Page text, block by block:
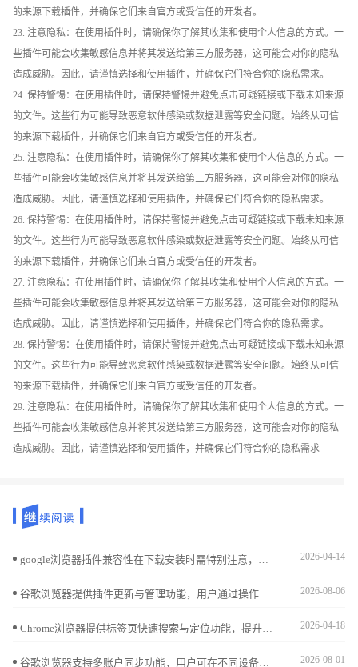
的来源下载插件，并确保它们来自官方或受信任的开发者。
23. 注意隐私：在使用插件时，请确保你了解其收集和使用个人信息的方式。一
些插件可能会收集敏感信息并将其发送给第三方服务器，这可能会对你的隐私
造成威胁。因此，请谨慎选择和使用插件，并确保它们符合你的隐私需求。
24. 保持警惕：在使用插件时，请保持警惕并避免点击可疑链接或下载未知来源
的文件。这些行为可能导致恶意软件感染或数据泄露等安全问题。始终从可信
的来源下载插件，并确保它们来自官方或受信任的开发者。
25. 注意隐私：在使用插件时，请确保你了解其收集和使用个人信息的方式。一
些插件可能会收集敏感信息并将其发送给第三方服务器，这可能会对你的隐私
造成威胁。因此，请谨慎选择和使用插件，并确保它们符合你的隐私需求。
26. 保持警惕：在使用插件时，请保持警惕并避免点击可疑链接或下载未知来源
的文件。这些行为可能导致恶意软件感染或数据泄露等安全问题。始终从可信
的来源下载插件，并确保它们来自官方或受信任的开发者。
27. 注意隐私：在使用插件时，请确保你了解其收集和使用个人信息的方式。一
些插件可能会收集敏感信息并将其发送给第三方服务器，这可能会对你的隐私
造成威胁。因此，请谨慎选择和使用插件，并确保它们符合你的隐私需求。
28. 保持警惕：在使用插件时，请保持警惕并避免点击可疑链接或下载未知来源
的文件。这些行为可能导致恶意软件感染或数据泄露等安全问题。始终从可信
的来源下载插件，并确保它们来自官方或受信任的开发者。
29. 注意隐私：在使用插件时，请确保你了解其收集和使用个人信息的方式。一
些插件可能会收集敏感信息并将其发送给第三方服务器，这可能会对你的隐私
造成威胁。因此，请谨慎选择和使用插件，并确保它们符合你的隐私需求
google浏览器插件兼容性在下载安装时需特别注意，结合实用经验总结，用户能规避冲突并提升安装成功率。 2026-04-14
谷歌浏览器提供插件更新与管理功能，用户通过操作经验分享可高效更新与管理插件，同时提升浏览器使用效率，实现顺畅高效的插件操作体验。 2026-08-06
Chrome浏览器提供标签页快速搜索与定位功能，提升多任务浏览效率。本文详细说明操作方法和实用技巧，让浏览更高效。 2026-04-18
谷歌浏览器支持多账户同步功能，用户可在不同设备间无缝共享书签、密码及历史记录。通过合理设置账户，确保隐私安全的同时实现高效的数据管理和工作连续性。 2026-08-01